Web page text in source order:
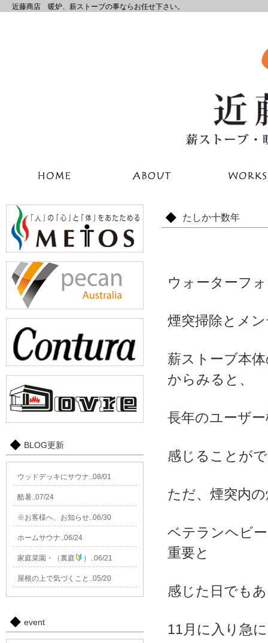
近藤商店 暖炉、薪ストーブの事ならお任せ下さい。
たしか十数年
ウォーターフ
煙突掃除とメ
薪ストーブ本
からみると、
長年のユーザ
感じることが
ただ、煙突内
ベテランヘビ
重要と
感じた日でも
11月に入り急
BLOG更新
ウッドデッキにサウナ..08/01
酷暑..07/24
※お客様へ、お知らせ..06/30
ホームサウナ..06/24
家庭菜園・（裏庭 ）..06/21
屋根の上で気づくこと..05/20
event